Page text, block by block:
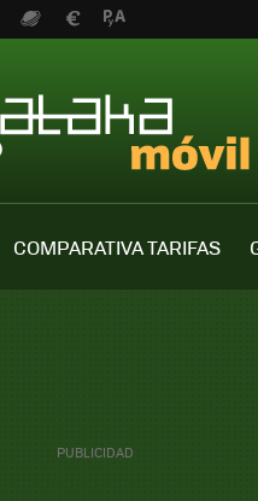
COMPARATIVA TARIFAS